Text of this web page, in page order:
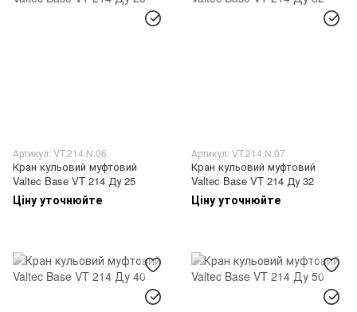
Артикул: VT.214.N.06
Кран кульовий муфтовий
Valtec Base VT 214 Ду 25
Ціну уточнюйте
Артикул: VT.214.N.07
Кран кульовий муфтовий
Valtec Base VT 214 Ду 32
Ціну уточнюйте